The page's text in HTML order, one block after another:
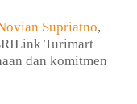
Supriatno,
Turimart
dan komitmen